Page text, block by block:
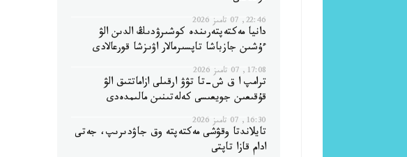
22:46, 07 تامىز 2026
دانيا مەكتەپتەرىندە كوشىرۋدىڭ الدىن الۋ
ءۇشىن جازباشا تاپسىرمالار اۋىزشا قورعالادى
17:08, 07 تامىز 2026
ترامپ ا ق ش-تا تۋۋ ارقىلى ازاماتتىق الۋ
قۇقىعىن جويعىسى كەلەتىنىن مالىمدەدى
16:30, 07 تامىز 2026
تايلاندتا وقۋشى مەكتەپتە وق جاۋدىرىپ، جەتى
ادام قازا تاپتى